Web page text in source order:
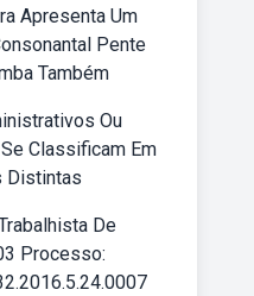
Apresenta Um
Pente
Também
Ou
Classificam Em
Distintas
De
Processo: